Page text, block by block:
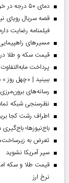
دمای ۵۰ درجه در خوزستان | احتمال بارش‌های سیل‌آسا در ۳ استان
قصه سریال رویای
فیلمنامه رضایت
مسیر‌های راهپیمایی
قیمت سکه و طلا در بازار
پرداخت
ببینید | «چهل
رسانه‌های
نظرسنجی شبکه
اطراف رشت کجا
باج‌نیوزها؛
تعرض به
سپر آمریکا نشوید
نرخ ارز